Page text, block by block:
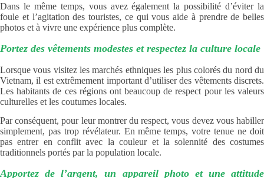
Dans le même temps, vous avez également la possibilité d’éviter la
foule et l’agitation des touristes, ce qui vous aide à prendre de belles
photos et à vivre une expérience plus complète.
Portez des vêtements modestes et respectez la culture locale
Lorsque vous visitez les marchés ethniques les plus colorés du nord du
Vietnam, il est extrêmement important d’utiliser des vêtements discrets.
Les habitants de ces régions ont beaucoup de respect pour les valeurs
culturelles et les coutumes locales.
Par conséquent, pour leur montrer du respect, vous devez vous habiller
simplement, pas trop révélateur. En même temps, votre tenue ne doit
pas entrer en conflit avec la couleur et la solennité des costumes
traditionnels portés par la population locale.
Apportez de l’argent, un appareil photo et une attitude